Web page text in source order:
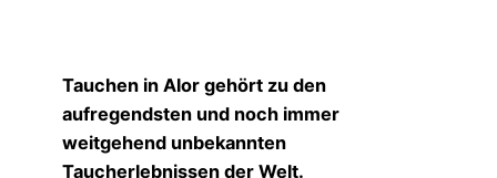
Tauchen in Alor gehört zu den
aufregendsten und noch immer
weitgehend unbekannten
Taucherlebnissen der Welt.